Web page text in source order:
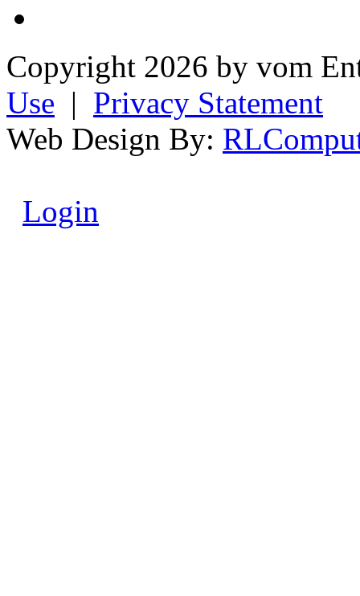
Copyright 2026 by vom
Use | Privacy Statement
Web Design By:
Login